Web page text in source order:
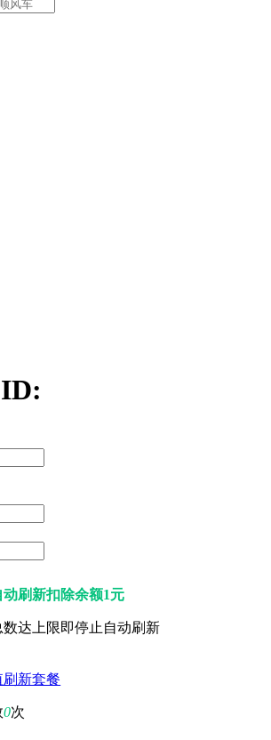
动刷新扣除余额1元
达上限即停止自动刷新
刷新套餐
0次